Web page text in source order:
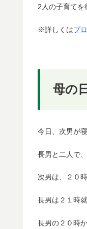
2人の子育てを
※詳しくはプ
母の日
今日、次男が寝
長男と二人で
次男は、２０時
長男は２１時就
長男の２０時